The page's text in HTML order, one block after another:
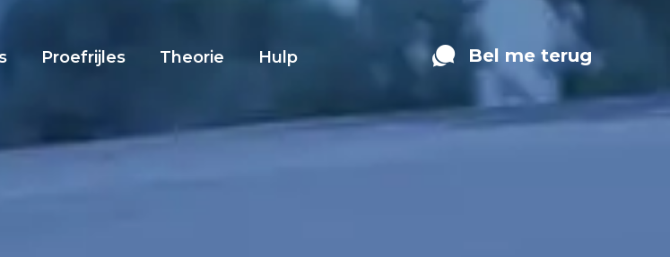
Proefrijles Theorie Hulp Bel me terug